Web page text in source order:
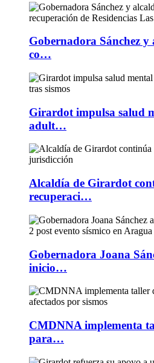
Gobernadora Sánchez y
co…
Girardot impulsa salud
adult…
Alcaldía de Girardot
recuperaci…
Gobernadora Joana
inicio…
CMDNNA implementa
para…